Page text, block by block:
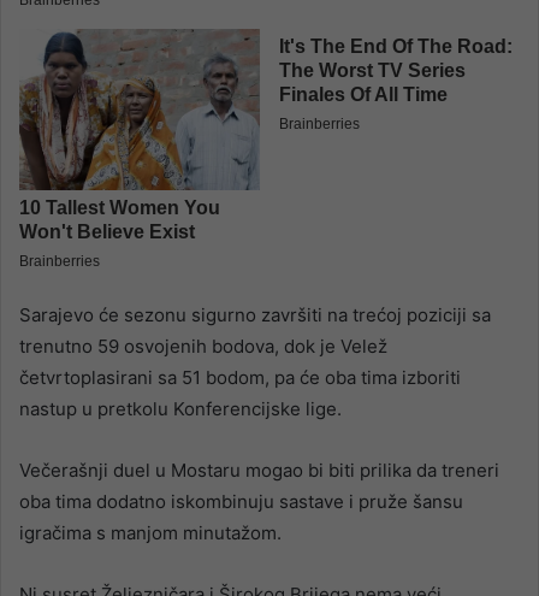
Sarajevo će sezonu sigurno završiti na trećoj poziciji sa
trenutno 59 osvojenih bodova, dok je Velež
četvrtoplasirani sa 51 bodom, pa će oba tima izboriti
nastup u pretkolu Konferencijske lige.
Večerašnji duel u Mostaru mogao bi biti prilika da treneri
oba tima dodatno iskombinuju sastave i pruže šansu
igračima s manjom minutažom.